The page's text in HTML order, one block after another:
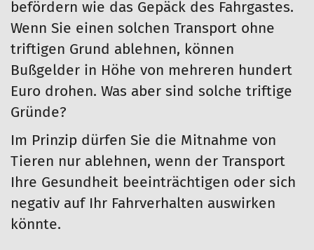
befördern wie das Gepäck des Fahrgastes.
Wenn Sie einen solchen Transport ohne
triftigen Grund ablehnen, können
Bußgelder in Höhe von mehreren hundert
Euro drohen. Was aber sind solche triftige
Gründe?
Im Prinzip dürfen Sie die Mitnahme von
Tieren nur ablehnen, wenn der Transport
Ihre Gesundheit beeinträchtigen oder sich
negativ auf Ihr Fahrverhalten auswirken
könnte.